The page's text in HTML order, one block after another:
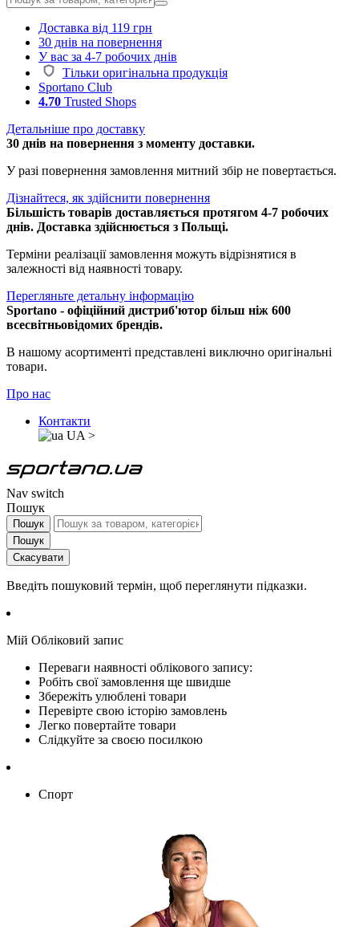
Доставка від 119 грн
30 днів на повернення
У вас за 4-7 робочих днів
Тільки оригінальна продукція
Sportano Club
4.70 Trusted Shops
Детальніше про доставку
30 днів на повернення з моменту доставки.
У разі повернення замовлення митний збір не повертається.
Дізнайтеся, як здійснити повернення
Більшість товарів доставляється протягом 4-7 робочих
днів. Доставка здійснюється з Польщі.
Терміни реалізації замовлення можуть відрізнятися в
залежності від наявності товару.
Перегляньте детальну інформацію
Sportano - офіційний дистриб'ютор більш ніж 600
всесвітньовідомих брендів.
В нашому асортименті представлені виключно оригінальні
товари.
Про нас
Контакти
UA >
Nav switch
Пошук
Пошук
Пошук
Скасувати
Введіть пошуковий термін, щоб переглянути підказки.
Мій Обліковий запис
Переваги наявності облікового запису:
Робіть свої замовлення ще швидше
Збережіть улюблені товари
Перевірте свою історію замовлень
Легко повертайте товари
Слідкуйте за своєю посилкою
Спорт